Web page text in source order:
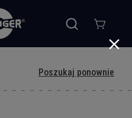
Poszukaj ponownie